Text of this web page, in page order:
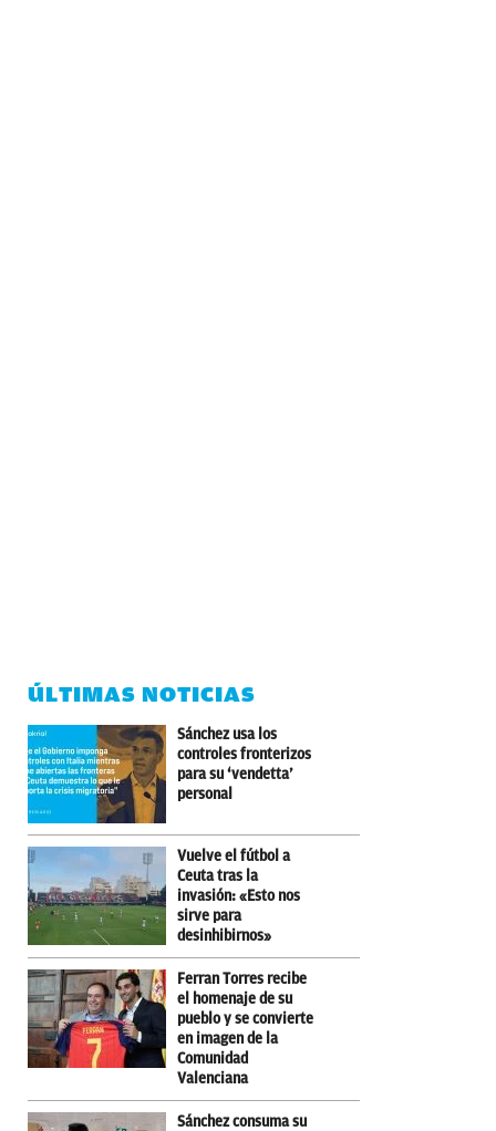
ÚLTIMAS NOTICIAS
Sánchez usa los
controles fronterizos
para su ‘vendetta’
personal
Vuelve el fútbol a
Ceuta tras la
invasión: «Esto nos
sirve para
desinhibirnos»
Ferran Torres recibe
el homenaje de su
pueblo y se convierte
en imagen de la
Comunidad
Valenciana
Sánchez consuma su